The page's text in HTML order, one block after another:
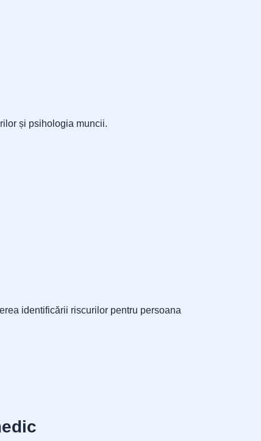
și psihologia muncii.
identificării riscurilor pentru persoana